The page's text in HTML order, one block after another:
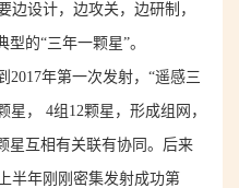
边设计，边攻关 ， 边研制，
型的“三年一颗星”。
年第一次发射，“遥感三
星 ， 4组12颗星，形成组网，
星互相有关联有协同 。 后来
半年刚刚 密集发射成功第